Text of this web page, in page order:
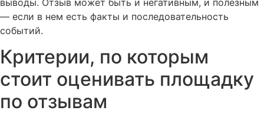
выводы. Отзыв может быть и негативным, и полезным
— если в нем есть факты и последовательность
событий.
Критерии, по которым
стоит оценивать площадку
по отзывам